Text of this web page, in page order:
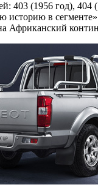
403 (1956 год),
в
Африканский